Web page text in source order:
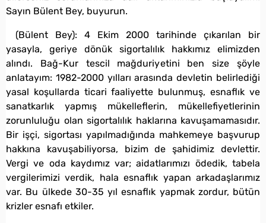
Sayın Bülent Bey, buyurun.
(Bülent Bey): 4 Ekim 2000 tarihinde çıkarılan bir
yasayla, geriye dönük sigortalılık hakkımız elimizden
alındı. Bağ-Kur tescil mağduriyetini ben size şöyle
anlatayım: 1982-2000 yılları arasında devletin belirlediği
yasal koşullarda ticari faaliyette bulunmuş, esnaflık ve
sanatkarlık yapmış mükelleflerin, mükellefiyetlerinin
zorunluluğu olan sigortalılık haklarına kavuşamamasıdır.
Bir işçi, sigortası yapılmadığında mahkemeye başvurup
hakkına kavuşabiliyorsa, bizim de şahidimiz devlettir.
Vergi ve oda kaydımız var; aidatlarımızı ödedik, tabela
vergilerimizi verdik, hala esnaflık yapan arkadaşlarımız
var. Bu ülkede 30-35 yıl esnaflık yapmak zordur, bütün
krizler esnafı etkiler.